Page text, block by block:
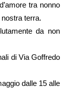
tra nonno
terra.
da non
di Via Goffredo
dalle 15 alle